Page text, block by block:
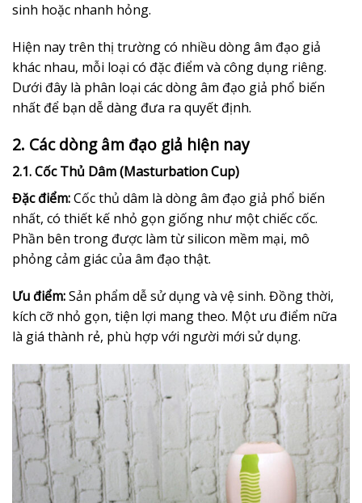
sinh hoặc nhanh hỏng.
Hiện nay trên thị trường có nhiều dòng âm đạo giả
khác nhau, mỗi loại có đặc điểm và công dụng riêng.
Dưới đây là phân loại các dòng âm đạo giả phổ biến
nhất để bạn dễ dàng đưa ra quyết định.
2. Các dòng âm đạo giả hiện nay
2.1. Cốc Thủ Dâm (Masturbation Cup)
Đặc điểm:Cốc thủ dâm là dòng âm đạo giả phổ biến
nhất, có thiết kế nhỏ gọn giống như một chiếc cốc.
Phần bên trong được làm từ silicon mềm mại, mô
phỏng cảm giác của âm đạo thật.
Ưu điểm:Sản phẩm dễ sử dụng và vệ sinh. Đồng thời,
kích cỡ nhỏ gọn, tiện lợi mang theo. Một ưu điểm nữa
là giá thành rẻ, phù hợp với người mới sử dụng.